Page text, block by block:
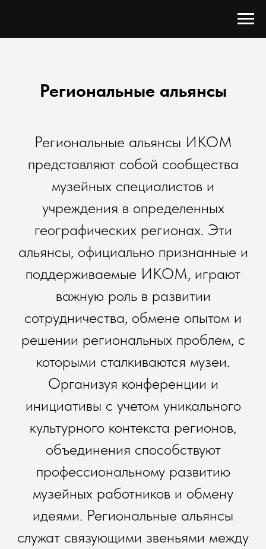
Региональные альянсы
Региональные альянсы ИКОМ
представляют собой сообщества
музейных специалистов и
учреждения в определенных
географических регионах. Эти
альянсы, официально признанные и
поддерживаемые ИКОМ, играют
важную роль в развитии
сотрудничества, обмене опытом и
решении региональных проблем, с
которыми сталкиваются музеи.
Организуя конференции и
инициативы с учетом уникального
культурного контекста регионов,
объединения способствуют
профессиональному развитию
музейных работников и обмену
идеями. Региональные альянсы
служат связующими звеньями между